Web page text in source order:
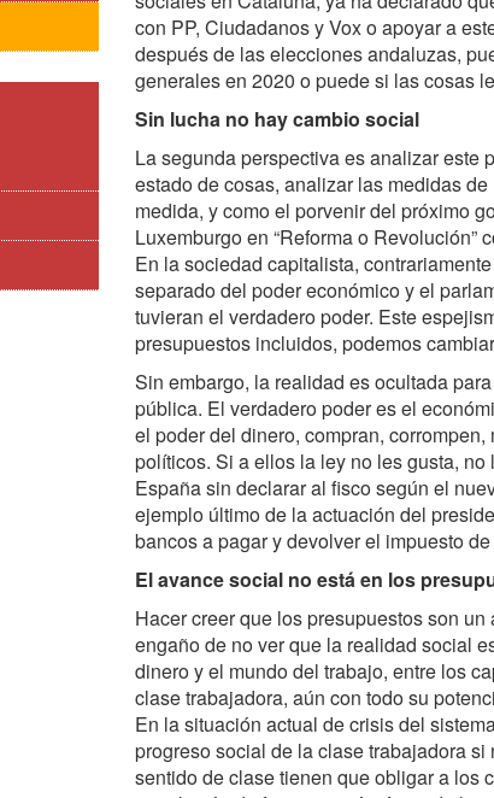
con PP, Ciudadanos y Vox o apoyar a
después de las elecciones andaluzas,
generales en 2020 o puede si las cosas
Sin lucha no hay cambio social
La segunda perspectiva es analizar este
estado de cosas, analizar las medidas
medida, y como el porvenir del próximo
Luxemburgo en “Reforma o
En la sociedad capitalista,
separado del poder económico y el
tuvieran el verdadero poder. Este
presupuestos incluidos, podemos
Sin embargo, la realidad es ocultada
pública. El verdadero poder es el
el poder del dinero, compran,
políticos. Si a ellos la ley no les gusta,
España sin declarar al fisco según el
ejemplo último de la actuación del
bancos a pagar y devolver el impuesto
El avance social no está en los
Hacer creer que los presupuestos son
engaño de no ver que la realidad social
dinero y el mundo del trabajo, entre los
clase trabajadora, aún con todo su
En la situación actual de crisis del
progreso social de la clase trabajadora
sentido de clase tienen que obligar a los